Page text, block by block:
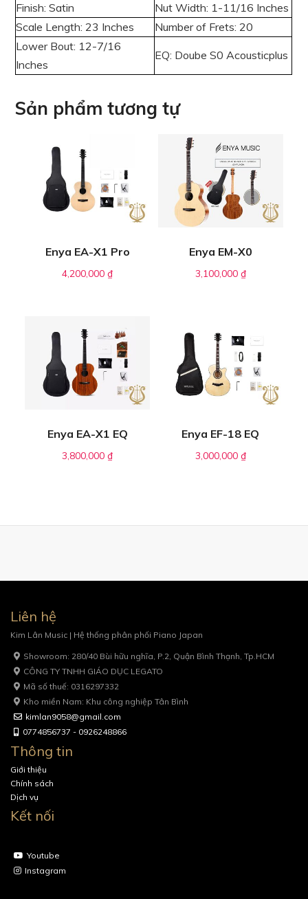
Finish: Satin
Nut Width: 1-11/16 Inches
Scale Length: 23 Inches
Number of Frets: 20
Lower Bout: 12-7/16
Inches
EQ: Doube S0 Acousticplus
Sản phẩm tương tự
Enya EA-X1 Pro
4,200,000₫
Enya EM-X0
3,100,000 ₫
Enya EA-X1 EQ
3,800,000₫
Enya EF-18 EQ
3,000,000 ₫
Liên hệ
Kim Lân Music | Hệ thống phân phối Piano Japan
Showroom: 280/40 Bùi hữu nghĩa, P.2, Quận Bình Thạnh, Tp.HCM
CÔNG TY TNHH GIÁO DỤC LEGATO
Mã số thuế: 0316297332
Kho miền Nam: Khu công nghiệp Tân Bình
kimlan9058@gmail.com
0774856737 - 0926248866
Thông tin
Giới thiệu
Chính sách
Dịch vụ
Kết nối
Youtube
Instagram